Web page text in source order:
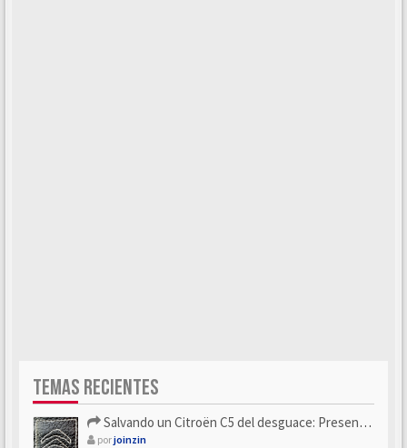
TEMAS RECIENTES
Salvando un Citroën C5 del desguace: Presentación y seguimiento
porjoinzin